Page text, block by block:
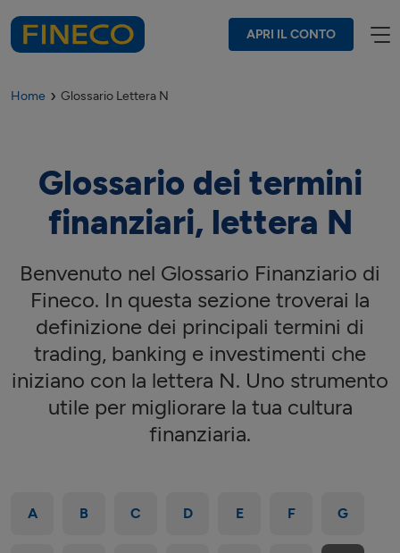
APRI IL CONTO
Home Glossario Lettera N
Glossario dei termini
finanziari, lettera N
Benvenuto nel Glossario Finanziario di
Fineco. In questa sezione troverai la
definizione dei principali termini di
trading, banking e investimenti che
iniziano con la lettera N. Uno strumento
utile per migliorare la tua cultura
finanziaria.
A B C D E F G